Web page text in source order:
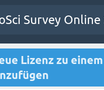
Survey
Lizenz zu